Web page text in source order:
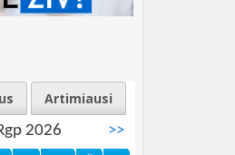
Artimiausi
2026 >>